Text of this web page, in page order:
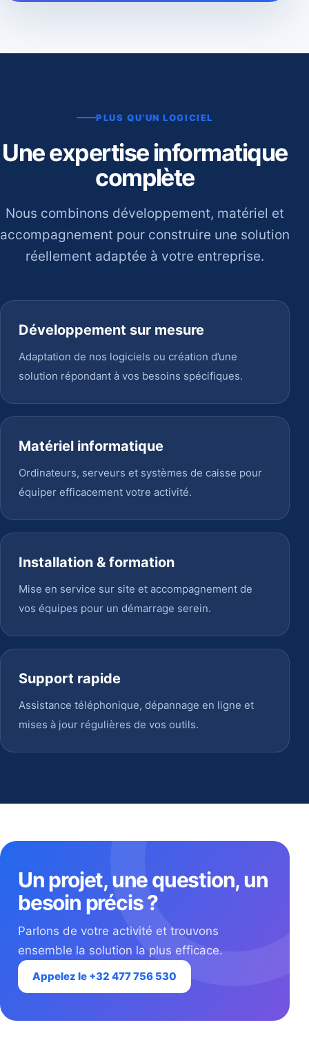
PLUS QU’UN LOGICIEL
Une expertise informatique
complète
Nous combinons développement, matériel et
accompagnement pour construire une solution
réellement adaptée à votre entreprise.
Développement sur mesure
Adaptation de nos logiciels ou création d’une
solution répondant à vos besoins spécifiques.
Matériel informatique
Ordinateurs, serveurs et systèmes de caisse pour
équiper efficacement votre activité.
Installation & formation
Mise en service sur site et accompagnement de
vos équipes pour un démarrage serein.
Support rapide
Assistance téléphonique, dépannage en ligne et
mises à jour régulières de vos outils.
Un projet, une question, un
besoin précis ?
Parlons de votre activité et trouvons
ensemble la solution la plus efficace.
Appelez le +32 477 756 530